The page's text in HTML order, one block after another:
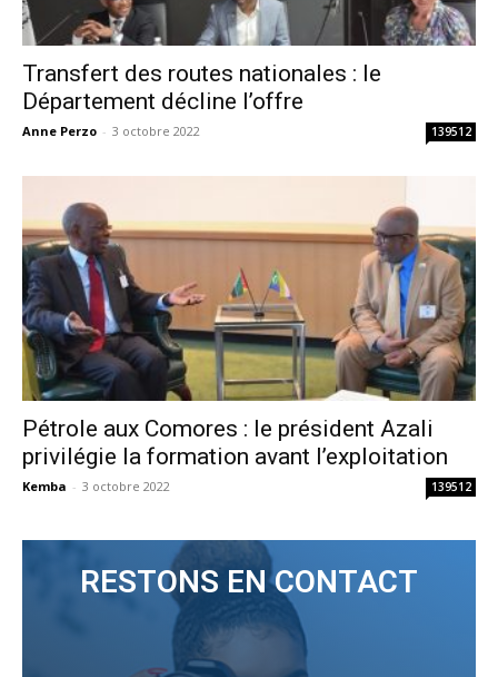
Transfert des routes nationales : le
Département décline l’offre
Anne Perzo - 3 octobre 2022 139512
Pétrole aux Comores : le président Azali
privilégie la formation avant l’exploitation
Kemba - 3 octobre 2022 139512
RESTONS EN CONTACT